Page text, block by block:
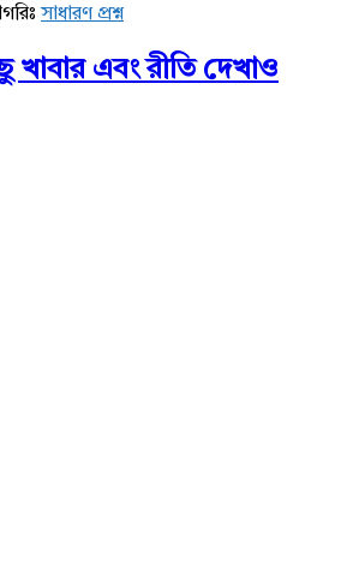
সাধারণ প্রশ্ন
খাবার এবং রীতি দেখাও